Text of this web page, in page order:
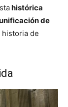
histórica
de
de